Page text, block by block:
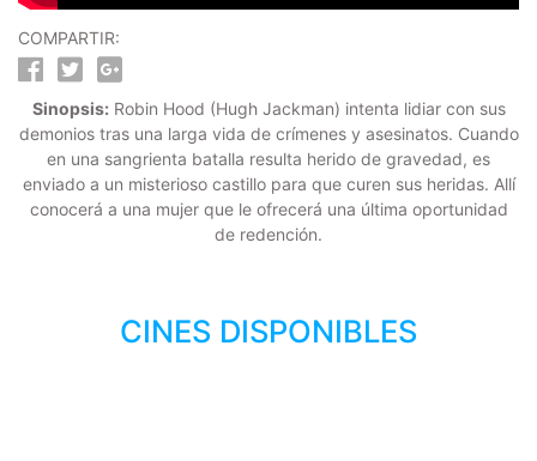
COMPARTIR:
Sinopsis: Robin Hood (Hugh Jackman) intenta lidiar con sus
demonios tras una larga vida de crímenes y asesinatos. Cuando
en una sangrienta batalla resulta herido de gravedad, es
enviado a un misterioso castillo para que curen sus heridas. Allí
conocerá a una mujer que le ofrecerá una última oportunidad
de redención.
CINES DISPONIBLES